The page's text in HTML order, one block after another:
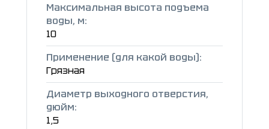
Максимальная высота подъема
воды, м:
10
Применение (для какой воды):
Грязная
Диаметр выходного отверстия,
дюйм:
1,5